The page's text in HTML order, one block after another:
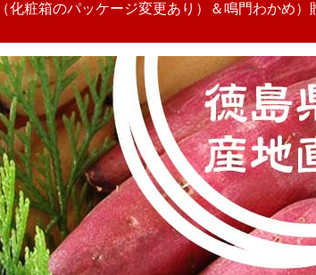
化粧箱のパッケージ変更あり）＆鳴門わかめ）